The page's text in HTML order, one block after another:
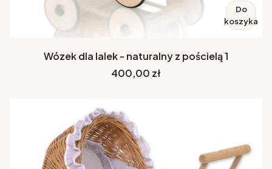
Do
koszyka
Wózek dla lalek - naturalny z pościelą 1
Cena
400,00 zł